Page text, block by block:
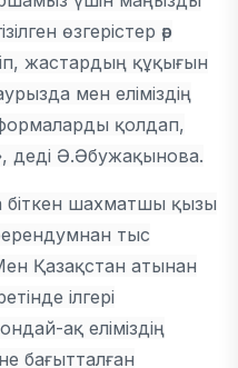
өзгерістер әр
жастардың құқығын
мен еліміздің
қолдап,
деді Ә.Әбужақынова.
шахматшы қызы
тыс
Қазақстан атынан
ілгері
ақ еліміздің
бағытталған